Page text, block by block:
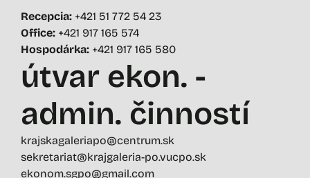
Recepcia: +421 51 772 54 23
Office: +421 917 165 574
Hospodárka: +421 917 165 580
útvar ekon. -
admin. činností
krajskagaleriapo@centrum.sk
sekretariat@krajgaleria-po.vucpo.sk
ekonom.sgpo@gmail.com